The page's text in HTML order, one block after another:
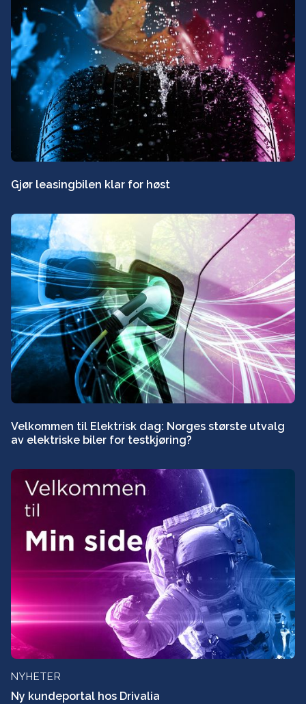
Gjør leasingbilen klar for høst
Velkommen til Elektrisk dag: Norges største utvalg
av elektriske biler for testkjøring?
NYHETER
Ny kundeportal hos Drivalia